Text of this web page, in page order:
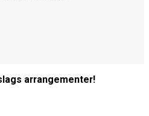
arrangementer!